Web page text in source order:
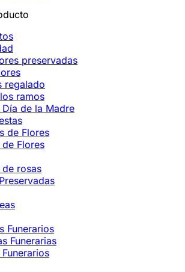
preservadas
regalado
ramos
Día de la Madre
de Flores
de Flores
de rosas
Funerarios
Funerarias
Funerarios